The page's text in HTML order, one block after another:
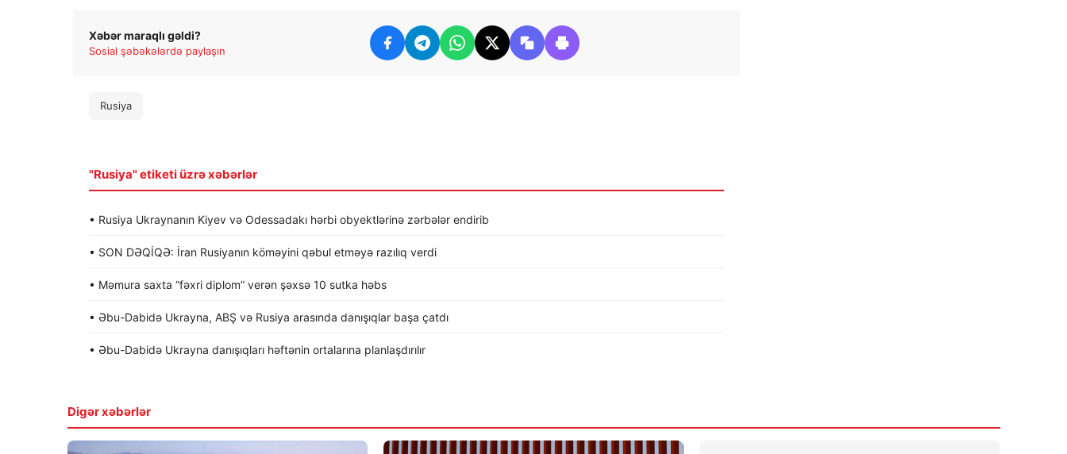
Xəbər maraqlı gəldi?
Sosial şəbəkələrdə paylaşın
Rusiya
"Rusiya" etiketi üzrə xəbərlər
• Rusiya Ukraynanın Kiyev və Odessadakı hərbi obyektlərinə zərbələr endirib
• SON DƏQİQƏ: İran Rusiyanın köməyini qəbul etməyə razılıq verdi
• Məmura saxta “fəxri diplom” verən şəxsə 10 sutka həbs
• Əbu-Dabidə Ukrayna, ABŞ və Rusiya arasında danışıqlar başa çatdı
• Əbu-Dabidə Ukrayna danışıqları həftənin ortalarına planlaşdırılır
Digər xəbərlər